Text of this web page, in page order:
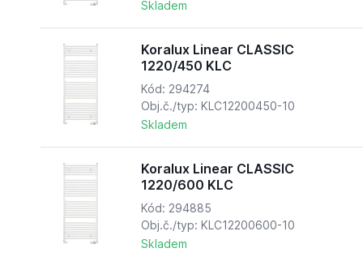
Skladem
Koralux Linear CLASSIC
1220/450 KLC
Kód: 294274
Obj.č./typ: KLC12200450-10
Skladem
Koralux Linear CLASSIC
1220/600 KLC
Kód: 294885
Obj.č./typ: KLC12200600-10
Skladem